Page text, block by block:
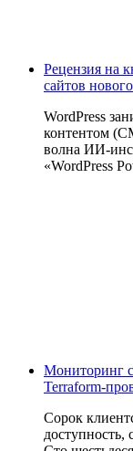
Рецензия на
сайтов
WordPress
контентом
волна
«WordPress
Мониторинг
Terraform-
Сорок
доступность,